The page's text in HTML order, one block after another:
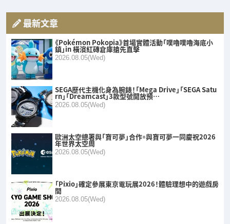
最新文章
《Pokémon Pokopia》首場實體活動「噗嚕噗嚕海底小
鎮」in 橫濱紅磚倉庫搶先直擊
2026.08.05(Wed)
SEGA歷代主機化身為腕錶！「Mega Drive」「SEGA Satu
rn」「Dreamcast」3款型號開放預…
2026.08.05(Wed)
歐洲太空總署與「寶可夢」合作。與寶可夢一同慶祝2026
年世界太空周
2026.08.05(Wed)
「Pixio」確定參展東京電玩展2026！體驗理想中的遊戲房
間
2026.08.05(Wed)